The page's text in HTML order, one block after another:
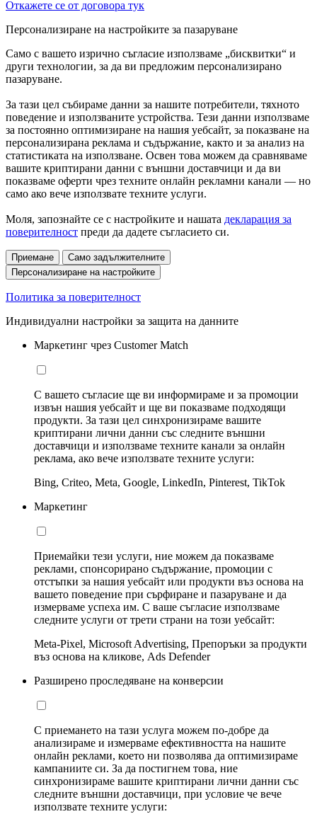
Откажете се от договора тук
Персонализиране на настройките за пазаруване
Само с вашето изрично съгласие използваме „бисквитки“ и
други технологии, за да ви предложим персонализирано
пазаруване.
За тази цел събираме данни за нашите потребители, тяхното
поведение и използваните устройства. Тези данни използваме
за постоянно оптимизиране на нашия уебсайт, за показване на
персонализирана реклама и съдържание, както и за анализ на
статистиката на използване. Освен това можем да сравняваме
вашите криптирани данни с външни доставчици и да ви
показваме оферти чрез техните онлайн рекламни канали — но
само ако вече използвате техните услуги.
Моля, запознайте се с настройките и нашата декларация за
поверителност преди да дадете съгласието си.
Приемане
Само задължителните
Персонализиране на настройките
Политика за поверителност
Индивидуални настройки за защита на данните
Маркетинг чрез Customer Match
С вашето съгласие ще ви информираме и за промоции
извън нашия уебсайт и ще ви показваме подходящи
продукти. За тази цел синхронизираме вашите
криптирани лични данни със следните външни
доставчици и използваме техните канали за онлайн
реклама, ако вече използвате техните услуги:
Bing, Criteo, Meta, Google, LinkedIn, Pinterest, TikTok
Маркетинг
Приемайки тези услуги, ние можем да показваме
реклами, спонсорирано съдържание, промоции с
отстъпки за нашия уебсайт или продукти въз основа на
вашето поведение при сърфиране и пазаруване и да
измерваме успеха им. С ваше съгласие използваме
следните услуги от трети страни на този уебсайт:
Meta-Pixel, Microsoft Advertising, Препоръки за продукти
въз основа на кликове, Ads Defender
Разширено проследяване на конверсии
С приемането на тази услуга можем по-добре да
анализираме и измерваме ефективността на нашите
онлайн реклами, което ни позволява да оптимизираме
кампаниите си. За да постигнем това, ние
синхронизираме вашите криптирани лични данни със
следните външни доставчици, при условие че вече
използвате техните услуги: